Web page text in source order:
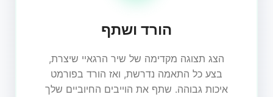
הורד ושתף
הצג תצוגה מקדימה של שיר הרגאיי שיצרת,
בצע כל התאמה נדרשת, ואז הורד בפורמט
איכות גבוהה. שתף את הוייבים החיוביים שלך